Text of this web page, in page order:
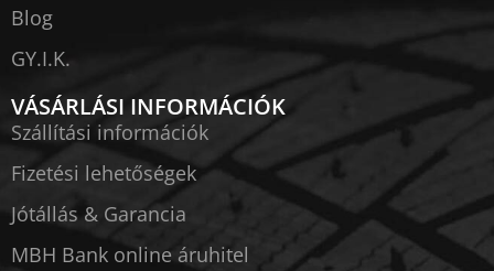
Blog
GY.I.K.
VÁSÁRLÁSI INFORMÁCIÓK
Szállítási információk
Fizetési lehetőségek
Jótállás & Garancia
MBH Bank online áruhitel